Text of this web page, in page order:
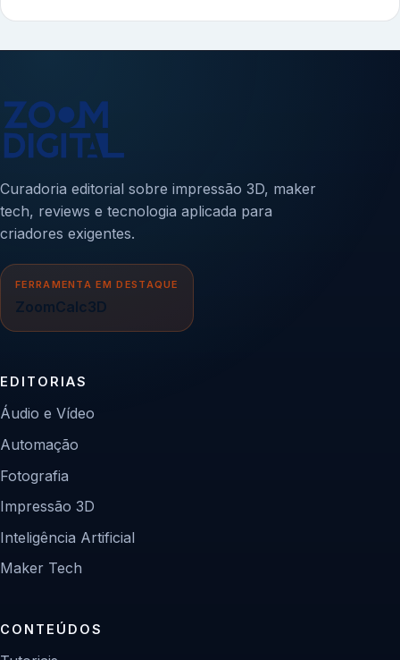
Curadoria editorial sobre impressão 3D, maker
tech, reviews e tecnologia aplicada para
criadores exigentes.
FERRAMENTA EM DESTAQUE
ZoomCalc3D
EDITORIAS
Áudio e Vídeo
Automação
Fotografia
Impressão 3D
Inteligência Artificial
Maker Tech
CONTEÚDOS